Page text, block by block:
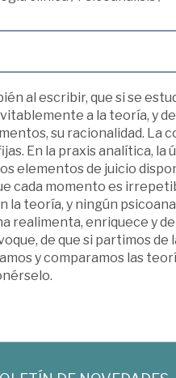
al escribir, que si se
a la teoría, y
su racionalidad. La
En la praxis analítica,
elementos de juicio
cada momento es
la teoría, y ningún
realimenta, enriquece y
de que si partimos
y comparamos las